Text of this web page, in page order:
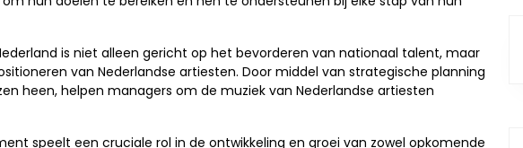
is niet alleen gericht op het bevorderen van nationaal talent, maar
van Nederlandse artiesten. Door middel van strategische planning
heen, helpen managers om de muziek van Nederlandse artiesten
speelt een cruciale rol in de ontwikkeling en groei van zowel opkomende